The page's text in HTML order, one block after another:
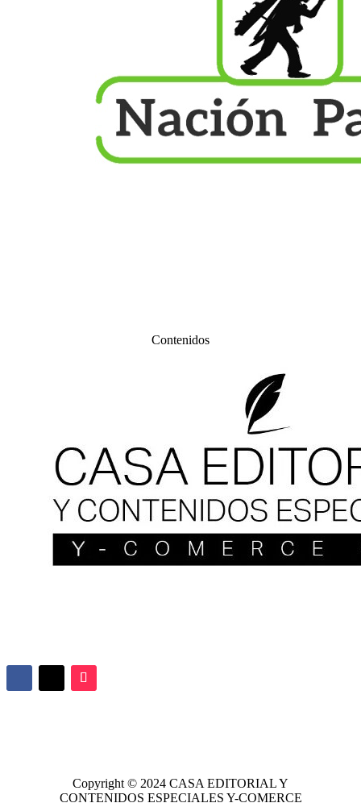
Contenidos
Copyright © 2024 CASA EDITORIALY
CONTENIDOS ESPECIALES Y-COMERCE